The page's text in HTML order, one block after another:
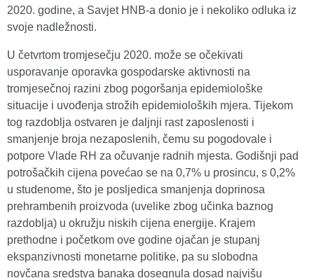
2020. godine, a Savjet HNB-a donio je i nekoliko odluka iz
svoje nadležnosti.
U četvrtom tromjesečju 2020. može se očekivati
usporavanje oporavka gospodarske aktivnosti na
tromjesečnoj razini zbog pogoršanja epidemiološke
situacije i uvođenja strožih epidemioloških mjera. Tijekom
tog razdoblja ostvaren je daljnji rast zaposlenosti i
smanjenje broja nezaposlenih, čemu su pogodovale i
potpore Vlade RH za očuvanje radnih mjesta. Godišnji pad
potrošačkih cijena povećao se na 0,7% u prosincu, s 0,2%
u studenome, što je posljedica smanjenja doprinosa
prehrambenih proizvoda (uvelike zbog učinka baznog
razdoblja) u okružju niskih cijena energije. Krajem
prethodne i početkom ove godine ojačan je stupanj
ekspanzivnosti monetarne politike, pa su slobodna
novčana sredstva banaka dosegnula dosad najvišu